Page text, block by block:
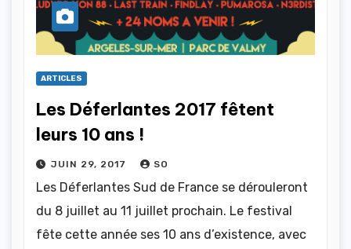
ARTICLES
Les Déferlantes 2017 fêtent
leurs 10 ans !
JUIN 29, 2017 SO
Les Déferlantes Sud de France se dérouleront
du 8 juillet au 11 juillet prochain. Le festival
fête cette année ses 10 ans d’existence, avec